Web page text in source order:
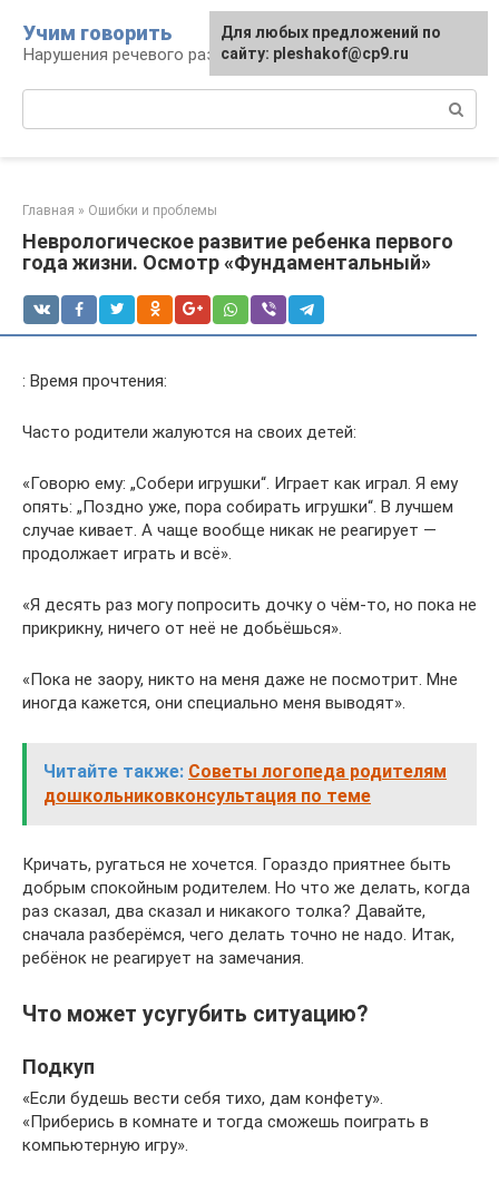
контенту
Учим говорить
Нарушения речевого развития
Главная » Ошибки и проблемы
Неврологическое развитие ребенка первого
года жизни. Осмотр «Фундаментальный»
: Время прочтения:
Часто родители жалуются на своих детей:
«Говорю ему: „Собери игрушки“. Играет как играл. Я ему
опять: „Поздно уже, пора собирать игрушки“. В лучшем
случае кивает. А чаще вообще никак не реагирует —
продолжает играть и всё».
«Я десять раз могу попросить дочку о чём-то, но пока не
прикрикну, ничего от неё не добьёшься».
«Пока не заору, никто на меня даже не посмотрит. Мне
иногда кажется, они специально меня выводят».
Читайте также: Советы логопеда родителям
дошкольниковконсультация по теме
Кричать, ругаться не хочется. Гораздо приятнее быть
добрым спокойным родителем. Но что же делать, когда
раз сказал, два сказал и никакого толка? Давайте,
сначала разберёмся, чего делать точно не надо. Итак,
ребёнок не реагирует на замечания.
Что может усугубить ситуацию?
Подкуп
«Если будешь вести себя тихо, дам конфету».
«Приберись в комнате и тогда сможешь поиграть в
компьютерную игру».
Для любых предложений по
сайту: pleshakof@cp9.ru